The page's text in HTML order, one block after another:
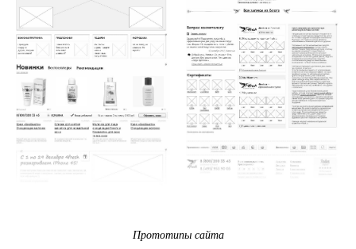
Прототипы сайта